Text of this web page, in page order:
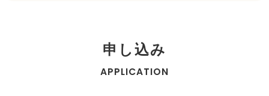
申し込み
APPLICATION